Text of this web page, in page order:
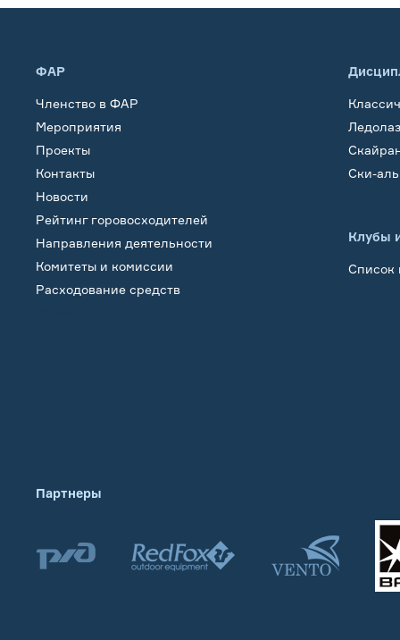
ФАР
Членство в ФАР
Мероприятия
Проекты
Контакты
Новости
Рейтинг горовосходителей
Направления деятельности
Комитеты и комиссии
Расходование средств
Ски-
Клубы
Список
Партнеры